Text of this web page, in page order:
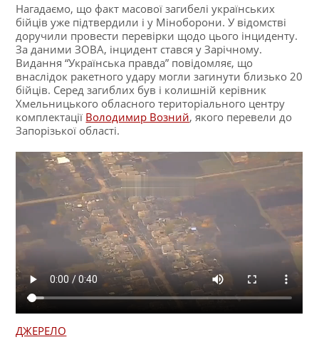
Нагадаємо, що факт масової загибелі українських
бійців уже підтвердили і у Міноборони. У відомстві
доручили провести перевірки щодо цього інциденту.
За даними ЗОВА, інцидент стався у Зарічному.
Видання “Українська правда” повідомляє, що
внаслідок ракетного удару могли загинути близько 20
бійців. Серед загиблих був і колишній керівник
Хмельницького обласного територіального центру
комплектації Володимир Возний, якого перевели до
Запорізької області.
ДЖЕРЕЛО